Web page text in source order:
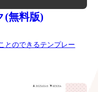
(無料版)
とのできるテンプレー